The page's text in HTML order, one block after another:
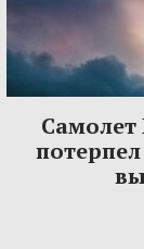
Самолет